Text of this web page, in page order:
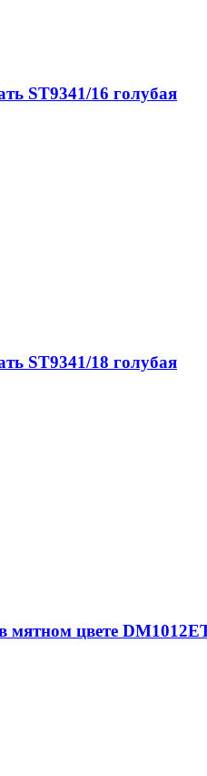
ST9341/16 голубая
ST9341/18 голубая
мятном цвете